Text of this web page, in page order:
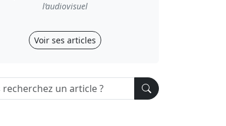
l’audiovisuel
Voir ses articles